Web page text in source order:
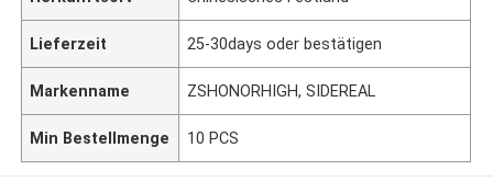
Lieferzeit 25-30days oder bestätigen
Markenname ZSHONORHIGH, SIDEREAL
Min Bestellmenge 10 PCS